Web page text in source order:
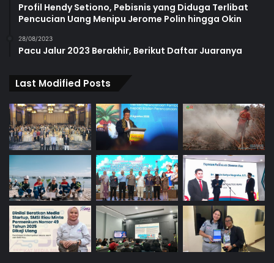
Profil Hendy Setiono, Pebisnis yang Diduga Terlibat
Pencucian Uang Menipu Jerome Polin hingga Okin
28/08/2023
Pacu Jalur 2023 Berakhir, Berikut Daftar Juaranya
Last Modified Posts